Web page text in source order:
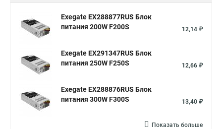
Exegate EX288877RUS Блок
питания 200W F200S
12,14 ₽
Exegate EX291347RUS Блок
питания 250W F250S
12,66 ₽
Exegate EX288876RUS Блок
питания 300W F300S
13,40 ₽
Показать больше